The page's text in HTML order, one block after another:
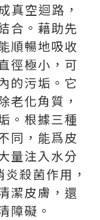
真空迴路，
合。藉助先
順暢地吸收
徑極小，可
的污垢。它
老化角質，
。根據三種
同，能爲皮
量注入水分
殺菌作用，
潔皮膚，還
障礙。